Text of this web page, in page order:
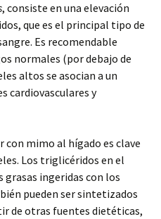
, consiste en una elevación
que es el principal tipo de
Es recomendable
normales (por debajo de
altos se asocian a un
cardiovasculares y
con mimo al hígado es clave
Los triglicéridos en el
grasas ingeridas con los
pueden ser sintetizados
de otras fuentes dietéticas,